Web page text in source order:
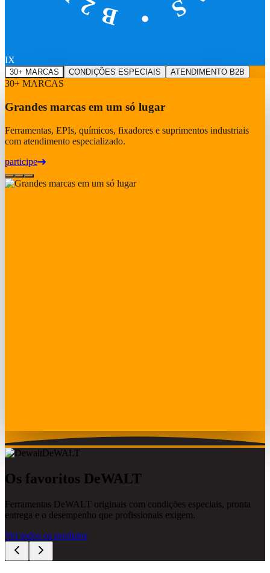
IX
30+ MARCAS CONDIÇÕES ESPECIAIS ATENDIMENTO B2B
30+ MARCAS
Grandes marcas em um só lugar
Ferramentas, EPIs, químicos, fixadores e suprimentos industriais
com atendimento especializado.
participe
DeWALT
Os favoritos DeWALT
Ferramentas DeWALT originais com condições especiais, pronta
entrega e o desempenho que profissionais exigem.
Ver todos os produtos